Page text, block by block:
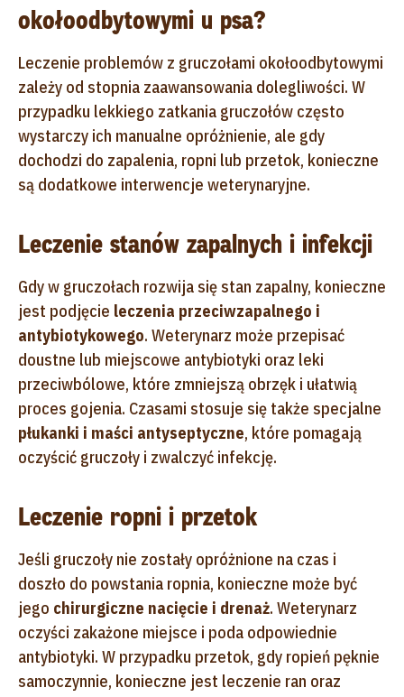
okołoodbytowymi u psa?
Leczenie problemów z gruczołami okołoodbytowymi
zależy od stopnia zaawansowania dolegliwości. W
przypadku lekkiego zatkania gruczołów często
wystarczy ich manualne opróżnienie, ale gdy
dochodzi do zapalenia, ropni lub przetok, konieczne
są dodatkowe interwencje weterynaryjne.
Leczenie stanów zapalnych i infekcji
Gdy w gruczołach rozwija się stan zapalny, konieczne
jest podjęcie leczenia przeciwzapalnego i
antybiotykowego. Weterynarz może przepisać
doustne lub miejscowe antybiotyki oraz leki
przeciwbólowe, które zmniejszą obrzęk i ułatwią
proces gojenia. Czasami stosuje się także specjalne
płukanki i maści antyseptyczne, które pomagają
oczyścić gruczoły i zwalczyć infekcję.
Leczenie ropni i przetok
Jeśli gruczoły nie zostały opróżnione na czas i
doszło do powstania ropnia, konieczne może być
jego chirurgiczne nacięcie i drenaż. Weterynarz
oczyści zakażone miejsce i poda odpowiednie
antybiotyki. W przypadku przetok, gdy ropień pęknie
samoczynnie, konieczne jest leczenie ran oraz